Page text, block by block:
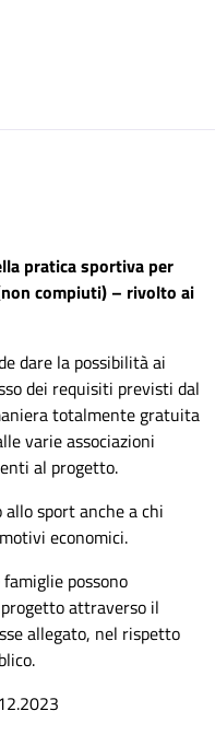
pratica sportiva per
compiuti) – rivolto ai
dare la possibilità ai
dei requisiti previsti dal
totalmente gratuita
varie associazioni
al progetto.
allo sport anche a chi
economici.
possono
attraverso il
allegato, nel rispetto